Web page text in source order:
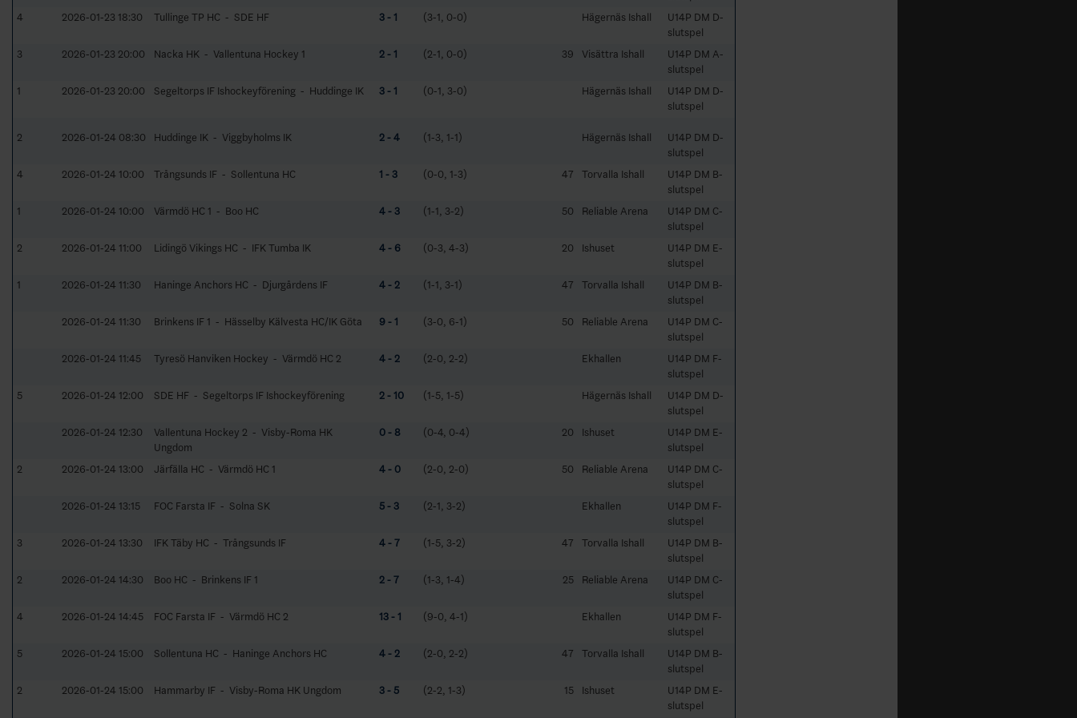
4
2026-01-23 18:30 Tullinge TP HC - SDE HF 3 - 1 (3-1, 0-0) Hägernäs Ishall
U14P DM D-
slutspel
3
2026-01-23 20:00 Nacka HK - Vallentuna Hockey 1 2 - 1 (2-1, 0-0) 39 Visättra Ishall
U14P DM A-
slutspel
1
2026-01-23 20:00 Segeltorps IF Ishockeyförening - Huddinge IK 3 - 1 (0-1, 3-0) Hägernäs Ishall
U14P DM D-
slutspel
2 2026-01-24 08:30 Huddinge IK - Viggbyholms IK 2 - 4 (1-3, 1-1) Hägernäs Ishall
U14P DM D-
slutspel
4
2026-01-24 10:00 Trångsunds IF - Sollentuna HC 1 - 3 (0-0, 1-3) 47 Torvalla Ishall
U14P DM B-
slutspel
1
2026-01-24 10:00 Värmdö HC 1 - Boo HC 4 - 3 (1-1, 3-2) 50 Reliable Arena
U14P DM C-
slutspel
2
2026-01-24 11:00 Lidingö Vikings HC - IFK Tumba IK 4 - 6 (0-3, 4-3) 20 Ishuset
U14P DM E-
slutspel
1
2026-01-24 11:30 Haninge Anchors HC - Djurgårdens IF 4 - 2 (1-1, 3-1) 47 Torvalla Ishall
U14P DM B-
slutspel
2026-01-24 11:30
Brinkens IF 1 - Hässelby Kälvesta HC/IK Göta 9 - 1 (3-0, 6-1) 50 Reliable Arena
U14P DM C-
slutspel
2026-01-24 11:45
Tyresö Hanviken Hockey - Värmdö HC 2 4 - 2 (2-0, 2-2) Ekhallen
U14P DM F-
slutspel
5
2026-01-24 12:00 SDE HF - Segeltorps IF Ishockeyförening 2 - 10 (1-5, 1-5) Hägernäs Ishall
U14P DM D-
slutspel
2026-01-24 12:30
Vallentuna Hockey 2 - Visby-Roma HK
Ungdom
0 - 8 (0-4, 0-4) 20 Ishuset
U14P DM E-
slutspel
2
2026-01-24 13:00 Järfälla HC - Värmdö HC 1 4 - 0 (2-0, 2-0) 50 Reliable Arena
U14P DM C-
slutspel
2026-01-24 13:15
FOC Farsta IF - Solna SK 5 - 3 (2-1, 3-2) Ekhallen
U14P DM F-
slutspel
3
2026-01-24 13:30 IFK Täby HC - Trångsunds IF 4 - 7 (1-5, 3-2) 47 Torvalla Ishall
U14P DM B-
slutspel
2
2026-01-24 14:30 Boo HC - Brinkens IF 1 2 - 7 (1-3, 1-4) 25 Reliable Arena
U14P DM C-
slutspel
4
2026-01-24 14:45 FOC Farsta IF - Värmdö HC 2 13 - 1 (9-0, 4-1) Ekhallen
U14P DM F-
slutspel
5
2026-01-24 15:00 Sollentuna HC - Haninge Anchors HC 4 - 2 (2-0, 2-2) 47 Torvalla Ishall
U14P DM B-
slutspel
2
2026-01-24 15:00 Hammarby IF - Visby-Roma HK Ungdom 3 - 5 (2-2, 1-3) 15 Ishuset
U14P DM E-
slutspel